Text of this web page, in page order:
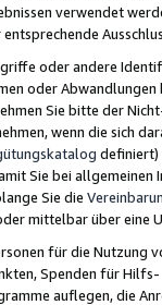
verwendet
oder andere
oder
Sie bitte der
wenn die sich
definiert)
Sie bei
Sie die
mittelbar über eine
für die Nutzung
Spenden für
auflegen, die